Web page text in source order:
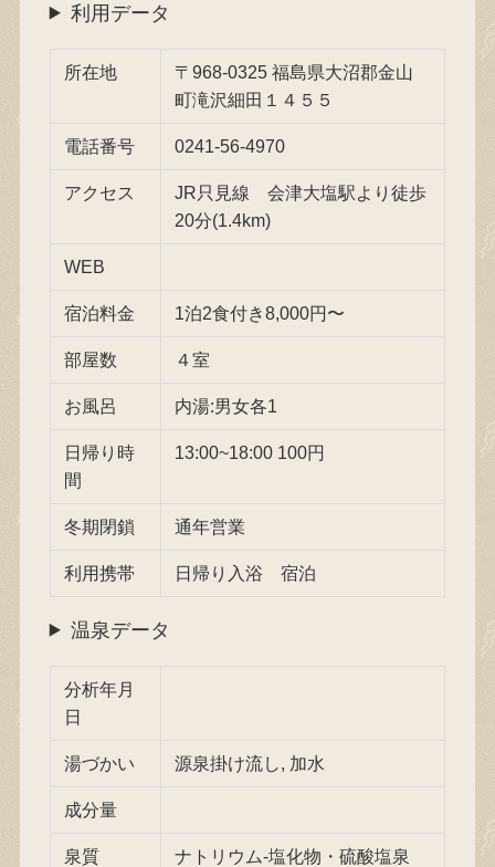
利用データ
所在地
〒968-0325 福島県大沼郡金山
町滝沢細田１４５５
電話番号 0241-56-4970
アクセス
JR只見線 会津大塩駅より徒歩
20分(1.4km)
WEB
宿泊料金 1泊2食付き8,000円〜
部屋数 ４室
お風呂 内湯:男女各1
日帰り時
間
13:00~18:00 100円
冬期閉鎖 通年営業
利用携帯 日帰り入浴 宿泊
温泉データ
分析年月
日
湯づかい 源泉掛け流し, 加水
成分量
泉質 ナトリウム-塩化物・硫酸塩泉